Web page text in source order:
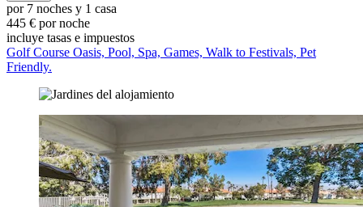
por 7 noches y 1 casa
445 € por noche
incluye tasas e impuestos
Golf Course Oasis, Pool, Spa, Games, Walk to Festivals, Pet
Friendly.